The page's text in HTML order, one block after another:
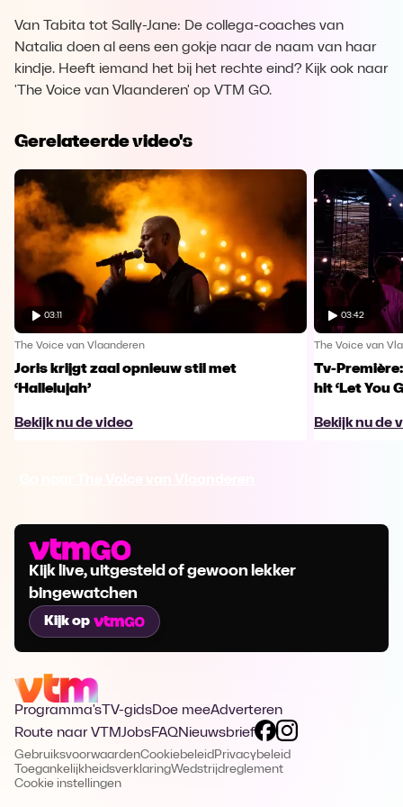
Van Tabita tot Sally-Jane: De collega-coaches van
Natalia doen al eens een gokje naar de naam van haar
kindje. Heeft iemand het bij het rechte eind? Kijk ook naar
'The Voice van Vlaanderen' op VTM GO.
Gerelateerde video's
03:11
The Voice van Vlaanderen
Joris krijgt zaal opnieuw stil met
‘Hallelujah’
Bekijk nu de video
03:42
The Voice van
Tv-
hit ‘Let You
Bekijk nu de
Kijk live, uitgesteld of gewoon lekker
bingewatchen
Kijk op
Programma's TV-gidsDoe meeAdverteren
Route naar VTMJobsFAQNieuwsbrief
GebruiksvoorwaardenCookiebeleid Privacybeleid
ToegankelijkheidsverklaringWedstrijdreglement
Cookie instellingen